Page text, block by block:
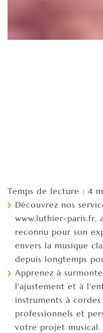
Temps de lecture : 4
Découvrez nos
www.luthier-paris.fr,
reconnu pour son
envers la musique
depuis longtemps
Apprenez à
l'ajustement et à
instruments à
professionnels et
votre projet musical.